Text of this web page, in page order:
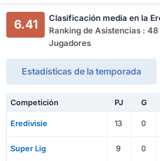
6.41
Clasificación media en la
Ranking de Asistencias :
Jugadores
Estadísticas de la temporada
Competición PJ G
Eredivisie 13 0
Super Lig 9 0